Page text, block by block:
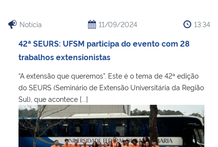
Notícia 11/09/2024 13:34
42ª SEURS: UFSM participa do evento com 28
trabalhos extensionistas
“A extensão que queremos”. Este é o tema de 42ª edição
do SEURS (Seminário de Extensão Universitária da Região
Sul), que acontece [...]